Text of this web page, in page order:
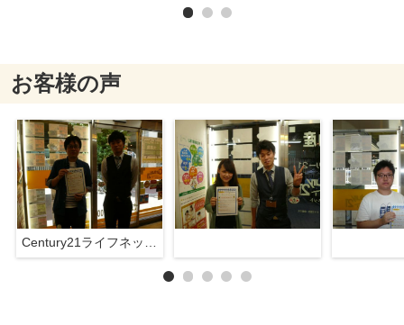
お客様の声